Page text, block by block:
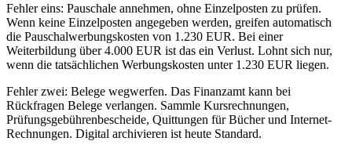
Fehler eins: Pauschale annehmen, ohne Einzelposten zu prüfen.
Wenn keine Einzelposten angegeben werden, greifen automatisch
die Pauschalwerbungskosten von 1.230 EUR. Bei einer
Weiterbildung über 4.000 EUR ist das ein Verlust. Lohnt sich nur,
wenn die tatsächlichen Werbungskosten unter 1.230 EUR liegen.
Fehler zwei: Belege wegwerfen. Das Finanzamt kann bei
Rückfragen Belege verlangen. Sammle Kursrechnungen,
Prüfungsgebührenbescheide, Quittungen für Bücher und Internet-
Rechnungen. Digital archivieren ist heute Standard.